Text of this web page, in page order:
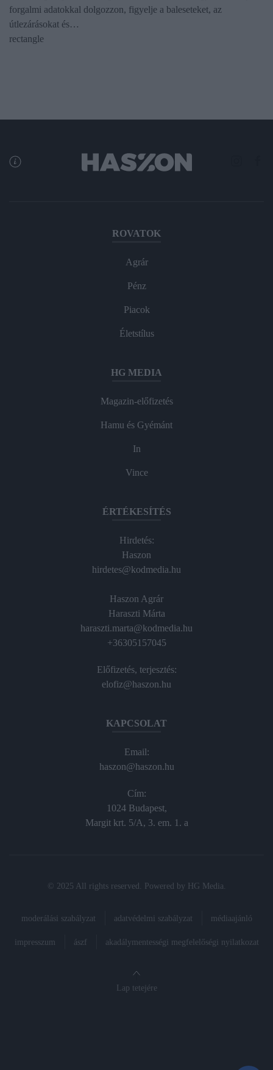
forgalmi adatokkal dolgozzon, figyelje a baleseteket, az
útlezárásokat és…
rectangle
ROVATOK
Agrár
Pénz
Piacok
Életstílus
HG MEDIA
Magazin-előfizetés
Hamu és Gyémánt
In
Vince
ÉRTÉKESÍTÉS
Hirdetés:
Haszon
hirdetes@kodmedia.hu
Haszon Agrár
Haraszti Márta
haraszti.marta@kodmedia.hu
+36305157045
Előfizetés, terjesztés:
elofiz@haszon.hu
KAPCSOLAT
Email:
haszon@haszon.hu
Cím:
1024 Budapest,
Margit krt. 5/A, 3. em. 1. a
© 2025 All rights reserved. Powered by HG Media
moderálási szabályzat adatvédelmi szabályzat médiaajánló
impresszum ászf akadálymentességi megfelelőségi nyilatkozat
Lap tetejére